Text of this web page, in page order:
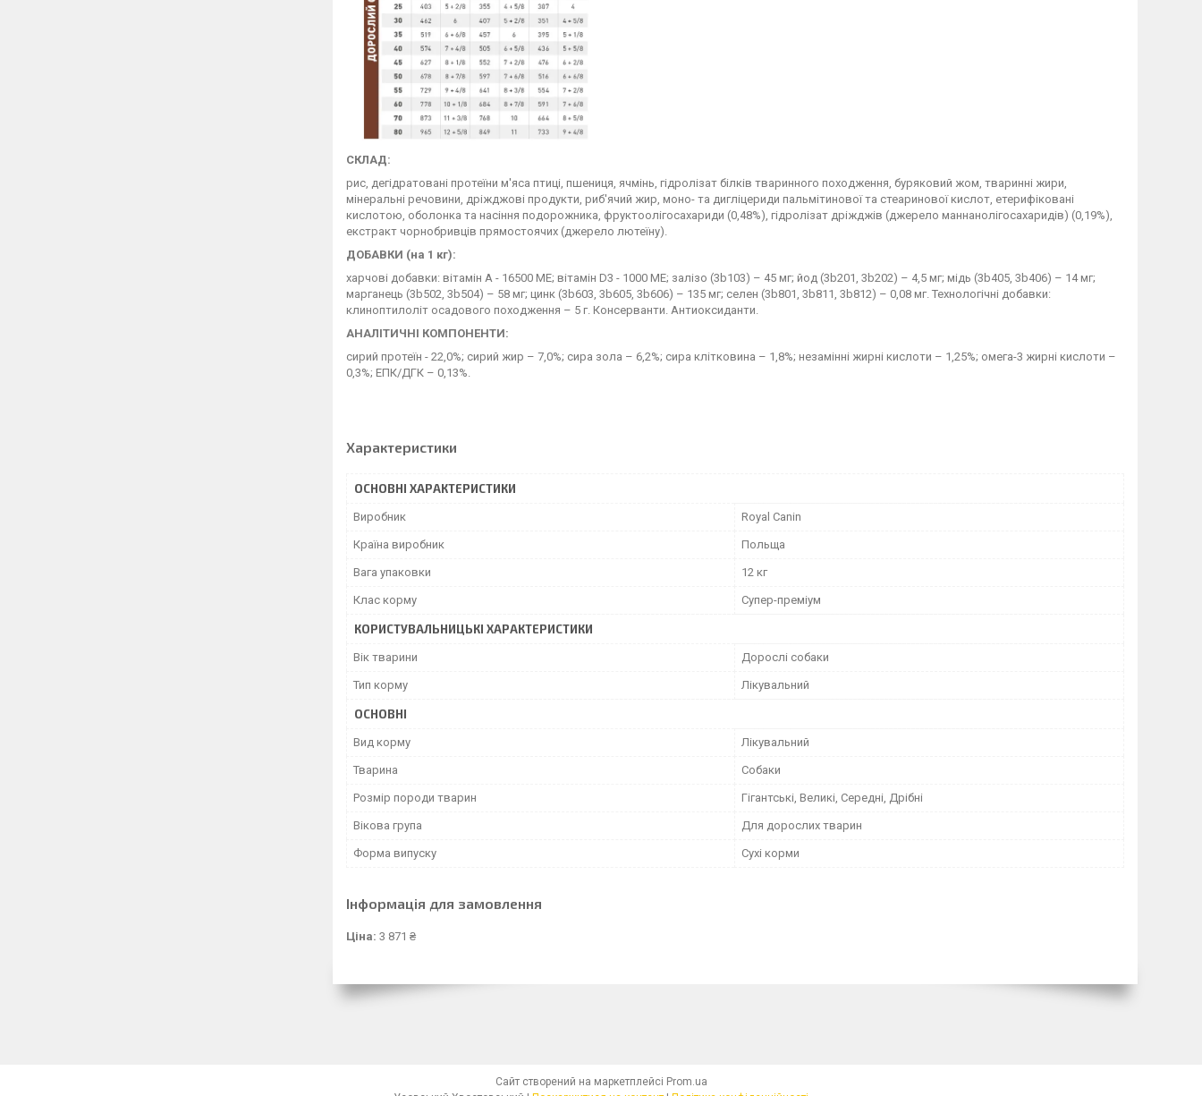
СКЛАД:
рис, дегідратовані протеїни м'яса птиці, пшениця, ячмінь, гідролізат білків тваринного походження, буряковий жом, тваринні жири,
мінеральні речовини, дріжджові продукти, риб'ячий жир, моно- та дигліцериди пальмітинової та стеаринової кислот, етерифіковані
кислотою, оболонка та насіння подорожника, фруктоолігосахариди (0,48%), гідролізат дріжджів (джерело маннанолігосахаридів) (0,19%),
екстракт чорнобривців прямостоячих (джерело лютеїну).
ДОБАВКИ (на 1 кг):
харчові добавки: вітамін A - 16500 MЕ; вітамін D3 - 1000 MЕ; залізо (3b103) – 45 мг; йод (3b201, 3b202) – 4,5 мг; мідь (3b405, 3b406) – 14 мг;
марганець (3b502, 3b504) – 58 мг; цинк (3b603, 3b605, 3b606) – 135 мг; селен (3b801, 3b811, 3b812) – 0,08 мг. Технологічні добавки:
клиноптилоліт осадового походження – 5 г. Консерванти. Антиоксиданти.
АНАЛІТИЧНІ КОМПОНЕНТИ:
сирий протеїн - 22,0%; сирий жир – 7,0%; сира зола – 6,2%; сира клітковина – 1,8%; незамінні жирні кислоти – 1,25%; омега-3 жирні кислоти –
0,3%; ЕПК/ДГК – 0,13%.
Характеристики
ОСНОВНІ ХАРАКТЕРИСТИКИ
Виробник Royal Canin
Країна виробник Польща
Вага упаковки 12 кг
Клас корму Супер-преміум
КОРИСТУВАЛЬНИЦЬКІ ХАРАКТЕРИСТИКИ
Вік тварини Дорослі собаки
Тип корму Лікувальний
ОСНОВНІ
Вид корму Лікувальний
Тварина Собаки
Розмір породи тварин Гігантські, Великі, Середні, Дрібні
Вікова група Для дорослих тварин
Форма випуску Сухі корми
Інформація для замовлення
Ціна: 3 871 ₴
Сайт створений на маркетплейсі Prom.ua